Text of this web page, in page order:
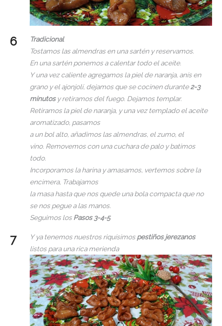
Tradicional
Tostamos las almendras en una sartén y reservamos.
En una sartén ponemos a calentar todo el aceite.
Y una vez caliente agregamos la piel de naranja, anís en
grano y el ajonjolí, dejamos que se cocinen durante2-3
minutos y retiramos del fuego. Dejamos templar.
Retiramos la piel de naranja, y una vez templado el aceite
aromatizado, pasamos
a un bol alto, añadimos las almendras, el zumo, el
vino. Removemos con una cuchara de palo y batimos
todo.
Incorporamos la harina y amasamos, vertemos sobre la
encimera, Trabajamos
la masa hasta que nos quede una bola compacta que no
se nos pegue a las manos.
Seguimos losPasos 3-4-5
Y ya tenemos nuestros riquísimospestiños jerezanos
listos para una rica merienda